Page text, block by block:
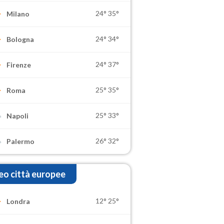
Milano 24° 35°
Bologna 24° 34°
Firenze 24° 37°
Roma 25° 35°
Napoli 25° 33°
Palermo 26° 32°
città europee
Londra 12° 25°